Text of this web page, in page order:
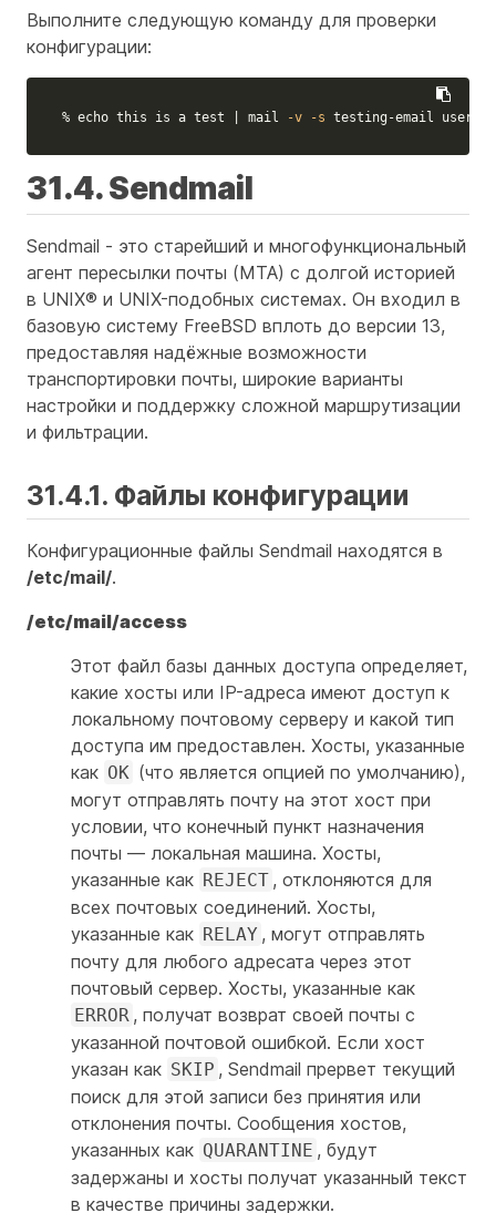
Выполните следующую команду для проверки
конфигурации:
% echo this is a test | mail -v -s testing-email
31.4. Sendmail
Sendmail - это старейший и многофункциональный
агент пересылки почты (MTA) с долгой историей
в UNIX® и UNIX-подобных системах. Он входил в
базовую систему FreeBSD вплоть до версии 13,
предоставляя надёжные возможности
транспортировки почты, широкие варианты
настройки и поддержку сложной маршрутизации
и фильтрации.
31.4.1. Файлы конфигурации
Конфигурационные файлы Sendmail находятся в
/etc/mail/.
/etc/mail/access
Этот файл базы данных доступа определяет,
какие хосты или IP-адреса имеют доступ к
локальному почтовому серверу и какой тип
доступа им предоставлен. Хосты, указанные
как OK (что является опцией по умолчанию),
могут отправлять почту на этот хост при
условии, что конечный пункт назначения
почты — локальная машина. Хосты,
указанные как REJECT , отклоняются для
всех почтовых соединений. Хосты,
указанные как RELAY , могут отправлять
почту для любого адресата через этот
почтовый сервер. Хосты, указанные как
ERROR , получат возврат своей почты с
указанной почтовой ошибкой. Если хост
указан как SKIP , Sendmail прервет текущий
поиск для этой записи без принятия или
отклонения почты. Сообщения хостов,
указанных как QUARANTINE , будут
задержаны и хосты получат указанный текст
в качестве причины задержки.